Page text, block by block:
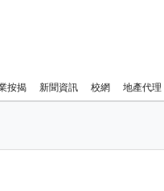
按揭 新聞資訊 校網 地產代理